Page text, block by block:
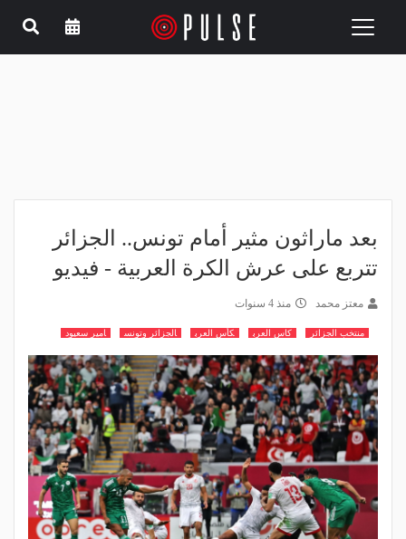
Toggle
بعد ماراثون مثير أمام تونس.. الجزائر
تتربع على عرش الكرة العربية - فيديو
معتز محمد منذ 4 سنوات
منتخب الجزائر كاس العرب كأس العرب الجزائر وتونس امير سعيود